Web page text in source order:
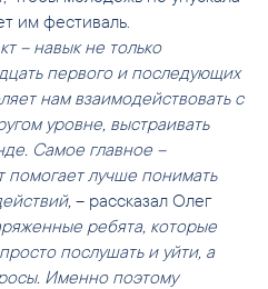
им фестиваль.
– навык не только
первого и последующих
нам взаимодействовать с
уровне, выстраивать
Самое главное –
помогает лучше понимать
– рассказал Олег
ребята, которые
послушать и уйти, а
Именно поэтому